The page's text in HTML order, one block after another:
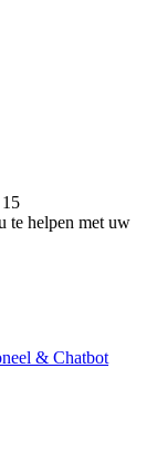
te helpen met uw
& Chatbot